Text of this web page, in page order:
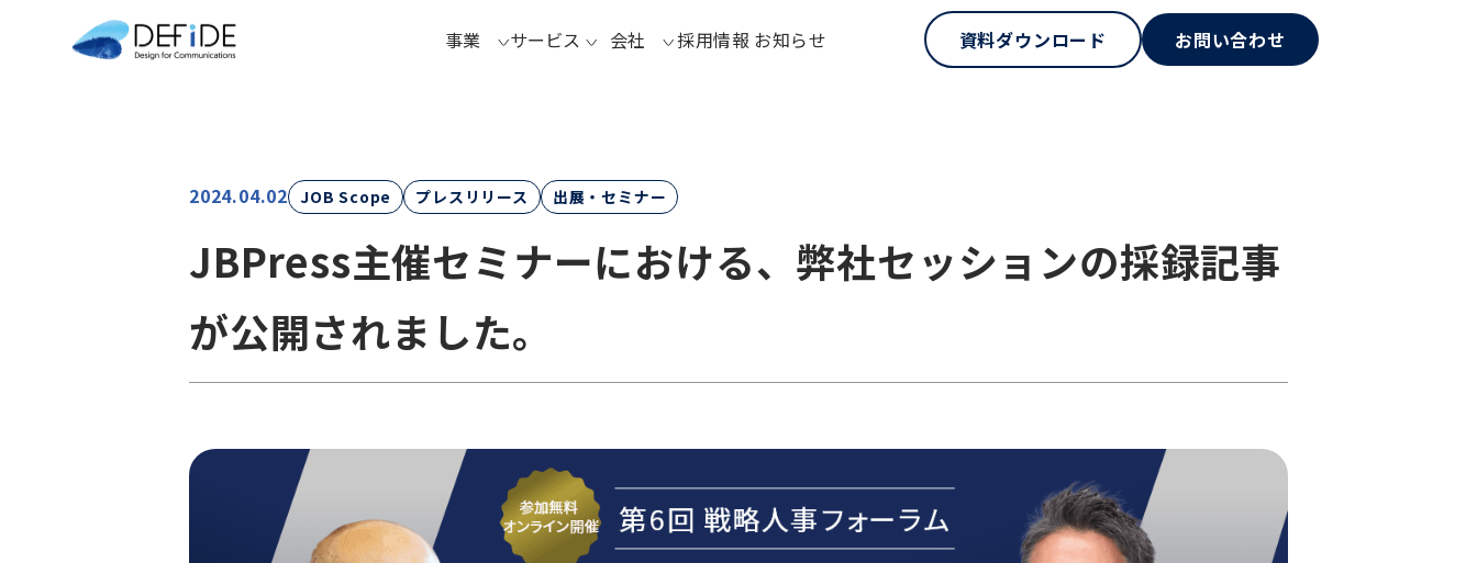
事業 サービス 会社 採用情報 お知らせ 資料ダウンロード お問い合わせ
2024.04.02 JOB Scope プレスリリース 出展・セミナー
JBPress主催セミナーにおける、弊社セッションの採録記事
が公開されました。